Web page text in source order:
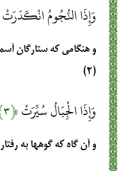
وَإِذَا النُّجُومُ انْكَدَرَتْ
و هنگامی که ستارگان
(۲)
وَإِذَا الْجِبَالُ سُيِّرَتْ﴿۳﴾
و آن گاه که گوهها به رفتار